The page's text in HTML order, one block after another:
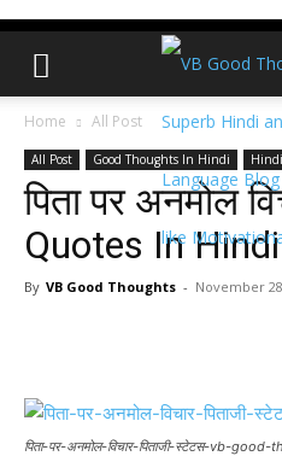
Home All Post
All Post Good Thoughts In Hindi
पिता पर अनमोल
Quotes In Hindi
By VB Good Thoughts - November
पिता-पर-अनमोल-विचार-पिताजी-स्टेटस-vb-